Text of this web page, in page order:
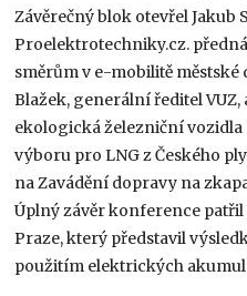
Závěrečný blok otevřel
Proelektrotechniky.cz.
směrům v e-mobilitě městské
Blažek, generální ředitel VUZ,
ekologická železniční vozidla
výboru pro LNG z Českého
na Zavádění dopravy na
Úplný závěr konference patřil
Praze, který představil
použitím elektrických